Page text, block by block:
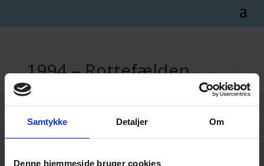
Samtykke Detaljer Om
Denne hjemmeside bruger cookies
1994 – Rottefælden
af